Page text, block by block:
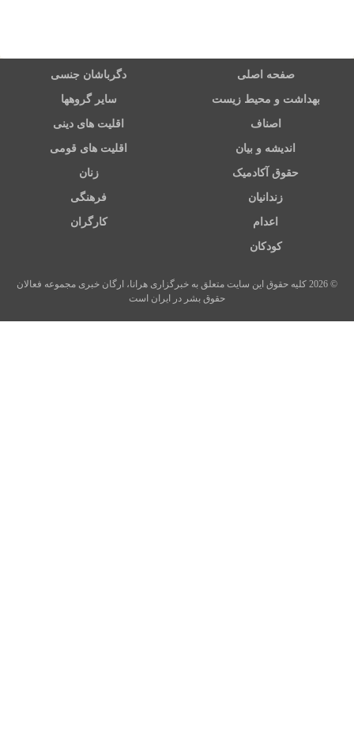
صفحه اصلی دگرباشان جنسی
بهداشت و محیط زیست سایر گروهها
اصناف اقلیت های دینی
اندیشه و بیان اقلیت های قومی
حقوق آکادمیک زنان
زندانیان فرهنگی
اعدام کارگران
کودکان
© 2026 کلیه حقوق این سایت متعلق به خبرگزاری هرانا، ارگان خبری مجموعه فعالان
حقوق بشر در ایران است